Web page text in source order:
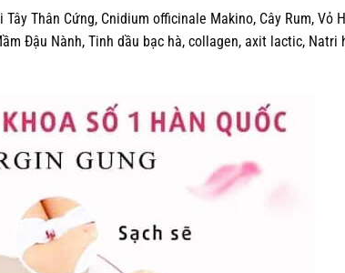
Thân Cứng, Cnidium officinale Makino, Cây Rum, Vỏ
Đậu Nành, Tinh dầu bạc hà, collagen, axit lactic, Natri